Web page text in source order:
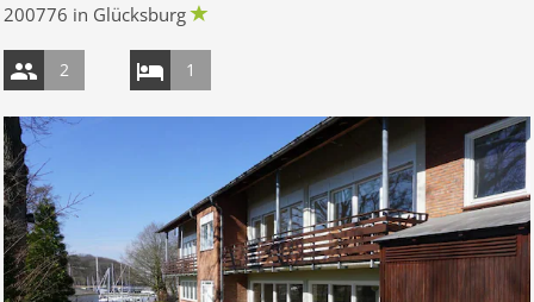
200776 in Glücksburg
2 1